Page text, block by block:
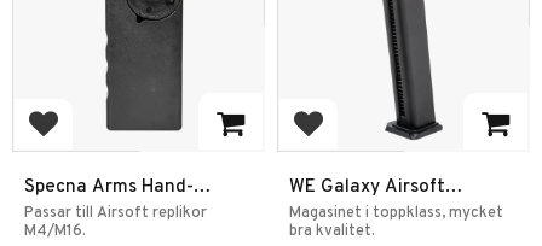
Add to favorites
Specna Arms Hand-
cranked Speedloader
M4/M16 Black
Passar till Airsoft replikor
M4/M16.
Add to favorites
WE Galaxy Airsoft
Magasin 50BB VX Series
SAI BLU GBB
Magasinet i toppklass, mycket
bra kvalitet.